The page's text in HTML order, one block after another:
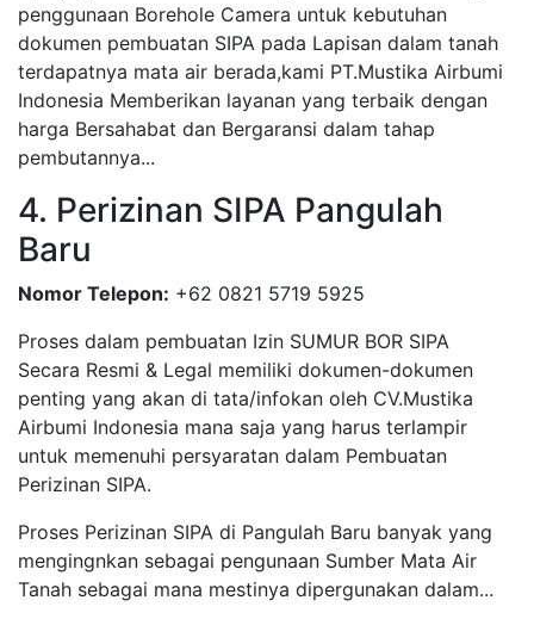
penggunaan Borehole Camera untuk kebutuhan
dokumen pembuatan SIPA pada Lapisan dalam tanah
terdapatnya mata air berada,kami PT.Mustika Airbumi
Indonesia Memberikan layanan yang terbaik dengan
harga Bersahabat dan Bergaransi dalam tahap
pembutannya...
4. Perizinan SIPA Pangulah
Baru
Nomor Telepon: +62 0821 5719 5925
Proses dalam pembuatan Izin SUMUR BOR SIPA
Secara Resmi & Legal memiliki dokumen-dokumen
penting yang akan di tata/infokan oleh CV.Mustika
Airbumi Indonesia mana saja yang harus terlampir
untuk memenuhi persyaratan dalam Pembuatan
Perizinan SIPA.
Proses Perizinan SIPA di Pangulah Baru banyak yang
mengingnkan sebagai pengunaan Sumber Mata Air
Tanah sebagai mana mestinya dipergunakan dalam...